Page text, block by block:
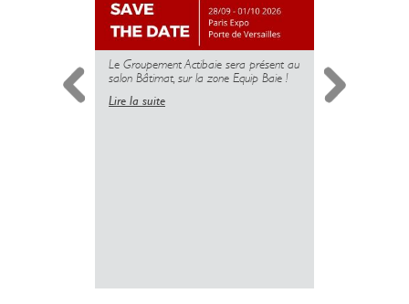
Le Groupement Actibaie sera présent au
salon Bâtimat, sur la zone Equip Baie !
Lire la suite